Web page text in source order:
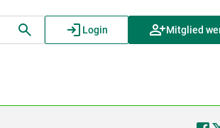
Login Mitglied